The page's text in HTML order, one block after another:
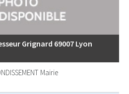
Grignard 69007 Lyon
Mairie